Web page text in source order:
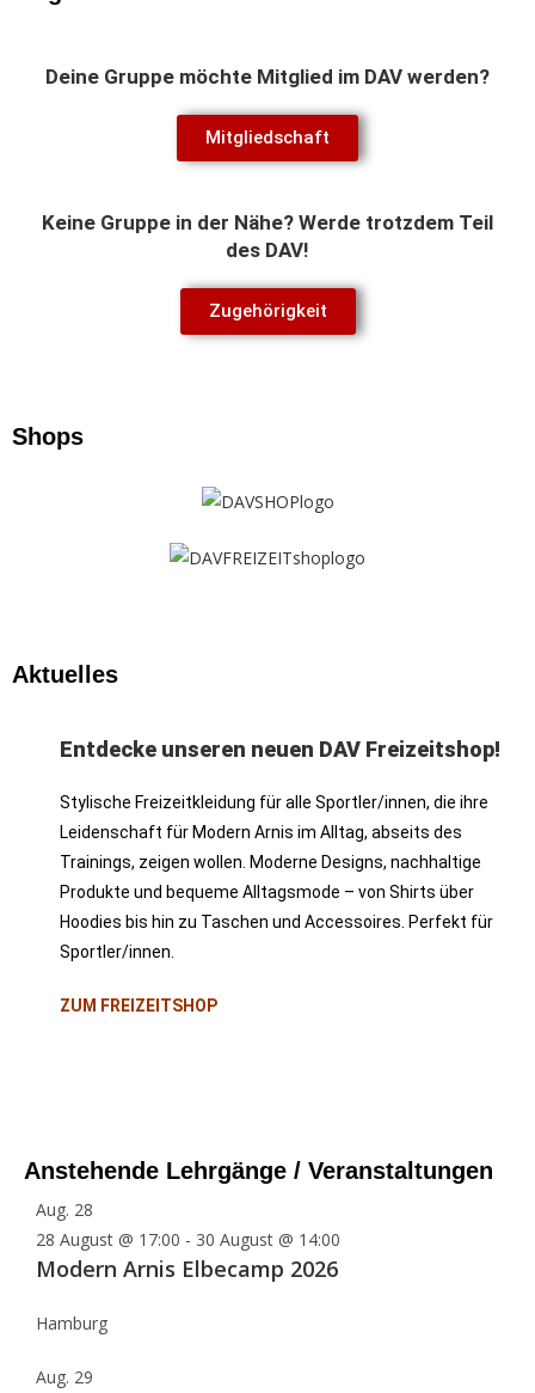
Deine Gruppe möchte Mitglied im DAV werden?
Mitgliedschaft
Keine Gruppe in der Nähe? Werde trotzdem Teil
des DAV!
Zugehörigkeit
Shops
Aktuelles
Entdecke unseren neuen DAV Freizeitshop!
Stylische Freizeitkleidung für alle Sportler/innen, die ihre
Leidenschaft für Modern Arnis im Alltag, abseits des
Trainings, zeigen wollen. Moderne Designs, nachhaltige
Produkte und bequeme Alltagsmode – von Shirts über
Hoodies bis hin zu Taschen und Accessoires. Perfekt für
Sportler/innen.
ZUM FREIZEITSHOP
Anstehende Lehrgänge / Veranstaltungen
Aug. 28
28 August @ 17:00 - 30 August @ 14:00
Modern Arnis Elbecamp 2026
Hamburg
Aug. 29